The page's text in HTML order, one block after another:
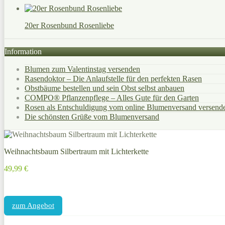
20er Rosenbund Rosenliebe
Information
Blumen zum Valentinstag versenden
Rasendoktor – Die Anlaufstelle für den perfekten Rasen
Obstbäume bestellen und sein Obst selbst anbauen
COMPO® Pflanzenpflege – Alles Gute für den Garten
Rosen als Entschuldigung vom online Blumenversand
Die schönsten Grüße vom Blumenversand
Weihnachtsbaum Silbertraum mit Lichterkette
49,99 €
zum Angebot